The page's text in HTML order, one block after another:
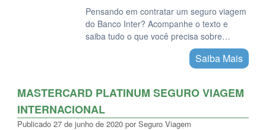
Pensando em contratar um seguro viagem
do Banco Inter? Acompanhe o texto e
saiba tudo o que você precisa sobre…
Saiba Mais
MASTERCARD PLATINUM SEGURO VIAGEM
INTERNACIONAL
Publicado 27 de junho de 2020 por Seguro Viagem